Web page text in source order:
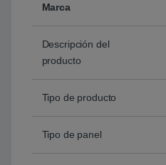
Marca
Descripción del
producto
Tipo de producto
Tipo de panel